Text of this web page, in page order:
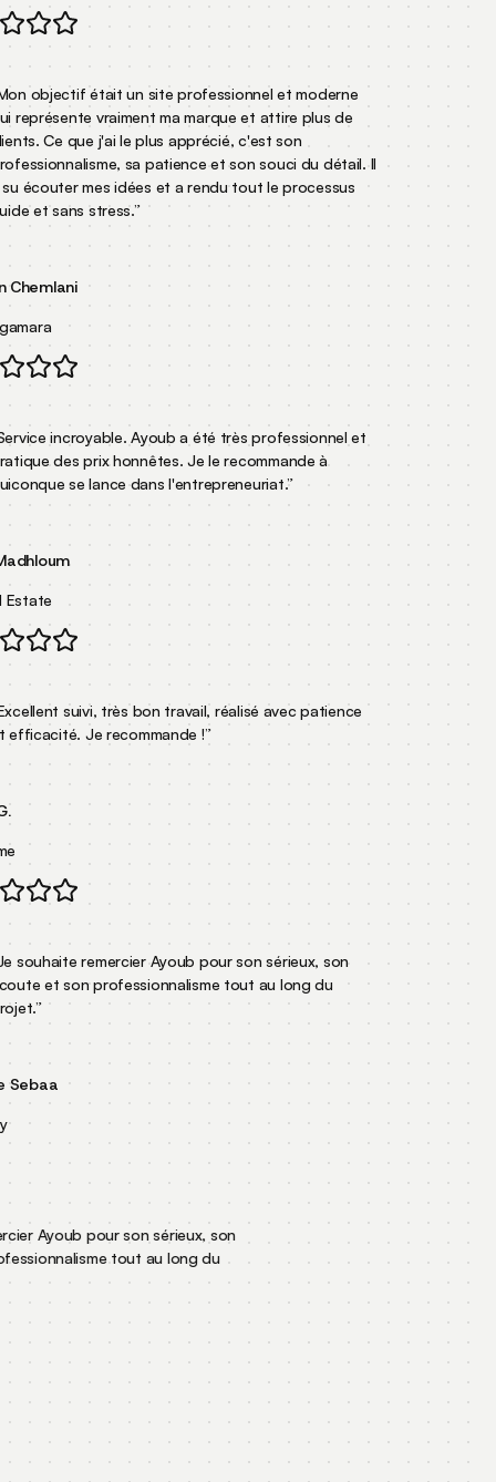
objectif était un site professionnel et moderne
représente vraiment ma marque et attire plus de
Ce que j'ai le plus apprécié, c'est son
sa patience et son souci du détail. Il
écouter mes idées et a rendu tout le processus
et sans stress.”
incroyable. Ayoub a été très professionnel et
des prix honnêtes. Je le recommande à
se lance dans l'entrepreneuriat.”
suivi, très bon travail, réalisé avec patience
Je recommande !”
souhaite remercier Ayoub pour son sérieux, son
et son professionnalisme tout au long du
”
Ayoub pour son sérieux, son
tout au long du